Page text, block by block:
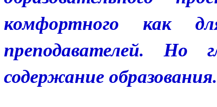
комфортного как
преподавателей.
содержание образования.